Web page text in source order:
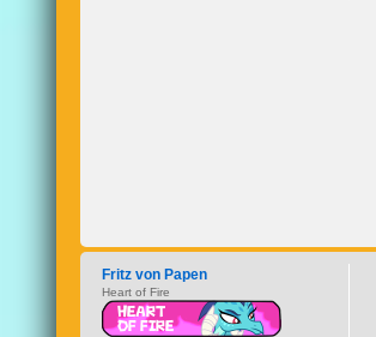
Fritz von Papen
Heart of Fire